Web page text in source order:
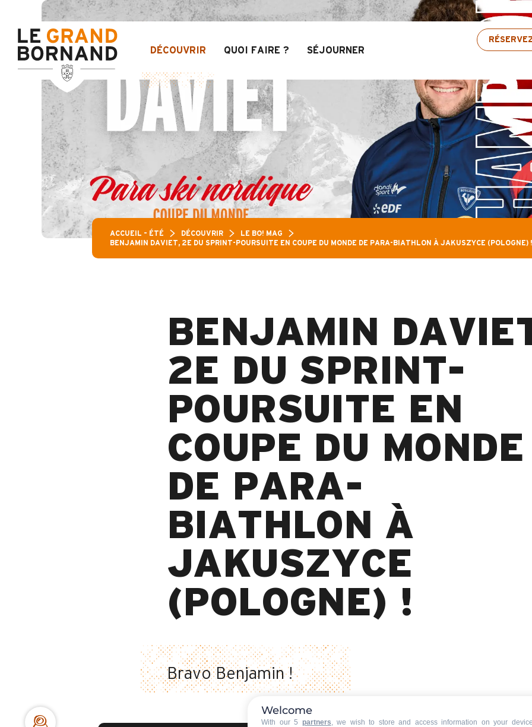
contenu
principal
Pass Loisirs Aravis : Jusqu’à 30% de réduction sur une
DÉCOUVRIR QUOI FAIRE ? SÉJOURNER
ACCUEIL – ÉTÉ DÉCOUVRIR
LE BO! MAG
BENJAMIN DAVIET, 2E DU SPRINT-POURSUITE EN COUPE DU MONDE DE PARA-BIATHLON À JAKUSZYCE (POLOGNE) !
BENJAMIN
2E DU SPRINT-
POURSUITE EN
COUPE DU MONDE
DE PARA-
BIATHLON À
JAKUSZYCE
(POLOGNE) !
Bravo Benjamin !
Welcome
With our 5 partners, we wish to store and access information on your